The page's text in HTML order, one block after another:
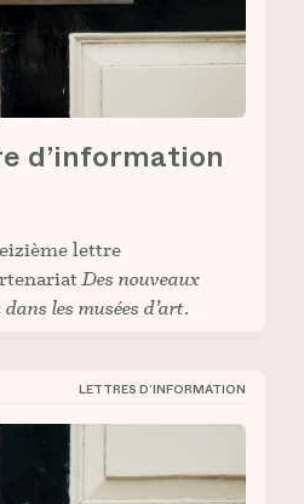
d’information
lettre
Des nouveaux
les musées d’art.
n° 15
LETTRES D’INFORMATION